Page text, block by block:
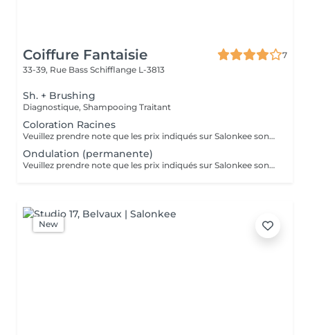
Coiffure Fantaisie
7
33-39, Rue Bass Schifflange L-3813
Sh. + Brushing
Diagnostique, Shampooing Traitant
Coloration Racines
Veuillez prendre note que les prix indiqués sur Salonkee sont communiqués à titre informatif et s'entendent de base. Ces derniers sont susceptibles de varier selon le diagnostic réalisé à votre arrivée au salon et l'expertise du professionnel à qui vous confiez votre beauté. Dans tous les cas, un devis précis vous sera proposé et toutes réalisations de prestations seront effectuées avec votre accord. Un grand merci d'avance pour votre compréhension. Au plaisir de vous recevoir très vite.
Ondulation (permanente)
Veuillez prendre note que les prix indiqués sur Salonkee sont communiqués à titre informatif et s'entendent de base. Ces derniers sont susceptibles de varier selon le diagnostic réalisé à votre arrivée au salon et l'expertise du professionnel à qui vous confiez votre beauté. Dans tous les cas, un devis précis vous sera proposé et toutes réalisations de prestations seront effectuées avec votre accord. Un grand merci d'avance pour votre compréhension. Au plaisir de vous recevoir très vite.
New